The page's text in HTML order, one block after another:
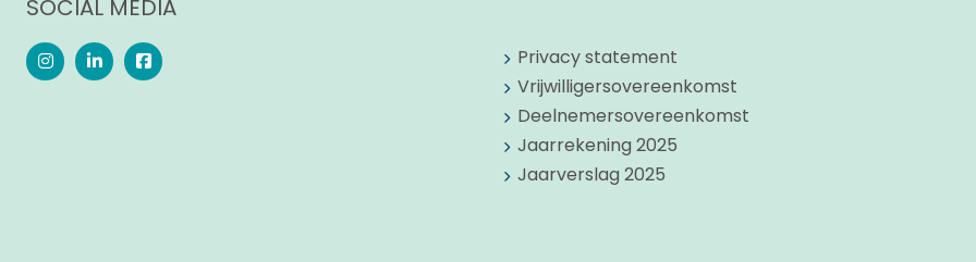
SOCIAL MEDIA
Privacy statement
Vrijwilligersovereenkomst
Deelnemersovereenkomst
Jaarrekening 2025
Jaarverslag 2025